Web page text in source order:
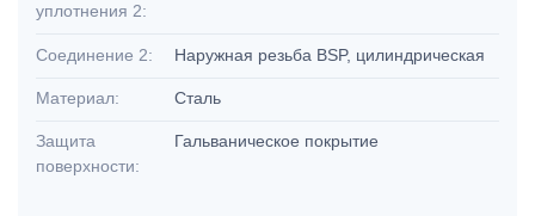
уплотнения 2:
Соединение 2: Наружная резьба BSP, цилиндрическая
Материал: Сталь
Защита
поверхности:
Гальваническое покрытие